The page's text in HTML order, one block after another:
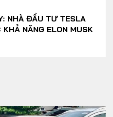
NHÀ ĐẦU TƯ TESLA
NĂNG ELON MUSK